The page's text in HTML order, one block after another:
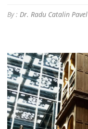
By : Dr. Radu Catalin Pavel